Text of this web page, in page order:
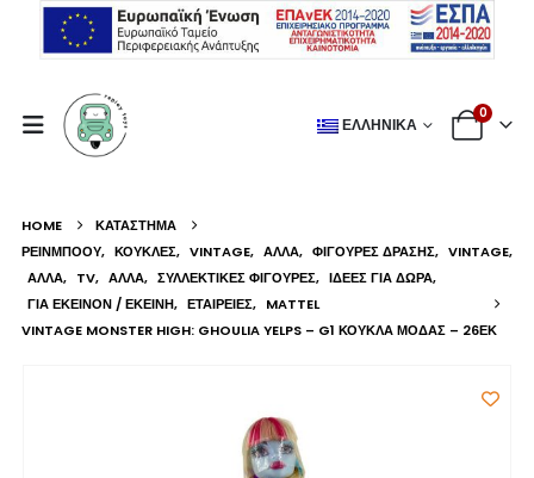
ΕΛΛΗΝΙΚΆ
0
HOME
ΚΑΤΆΣΤΗΜΑ
ΡΕΙΝΜΠΟΟΥ, ΚΟΎΚΛΕΣ, VINTAGE, ΆΛΛΑ, ΦΙΓΟΎΡΕΣ ΔΡΆΣΗΣ, VINTAGE,
ΆΛΛΑ, TV, ΆΛΛΑ, ΣΥΛΛΕΚΤΙΚΈΣ ΦΙΓΟΎΡΕΣ, ΙΔΈΕΣ ΓΙΑ ΔΏΡΑ,
ΓΙΑ ΕΚΕΊΝΟΝ / ΕΚΕΊΝΗ, ΕΤΑΙΡΕΊΕΣ, MATTEL
VINTAGE MONSTER HIGH: GHOULIA YELPS – G1 ΚΟΎΚΛΑ ΜΌΔΑΣ – 26ΕΚ